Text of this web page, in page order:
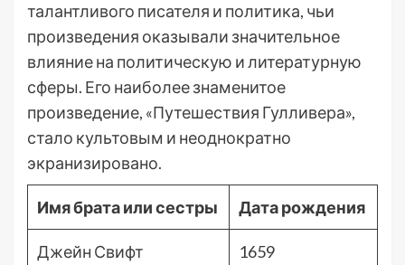
талантливого писателя и политика, чьи
произведения оказывали значительное
влияние на политическую и литературную
сферы. Его наиболее знаменитое
произведение, «Путешествия Гулливера»,
стало культовым и неоднократно
экранизировано.
Имя брата или сестры Дата рождения
Джейн Свифт 1659